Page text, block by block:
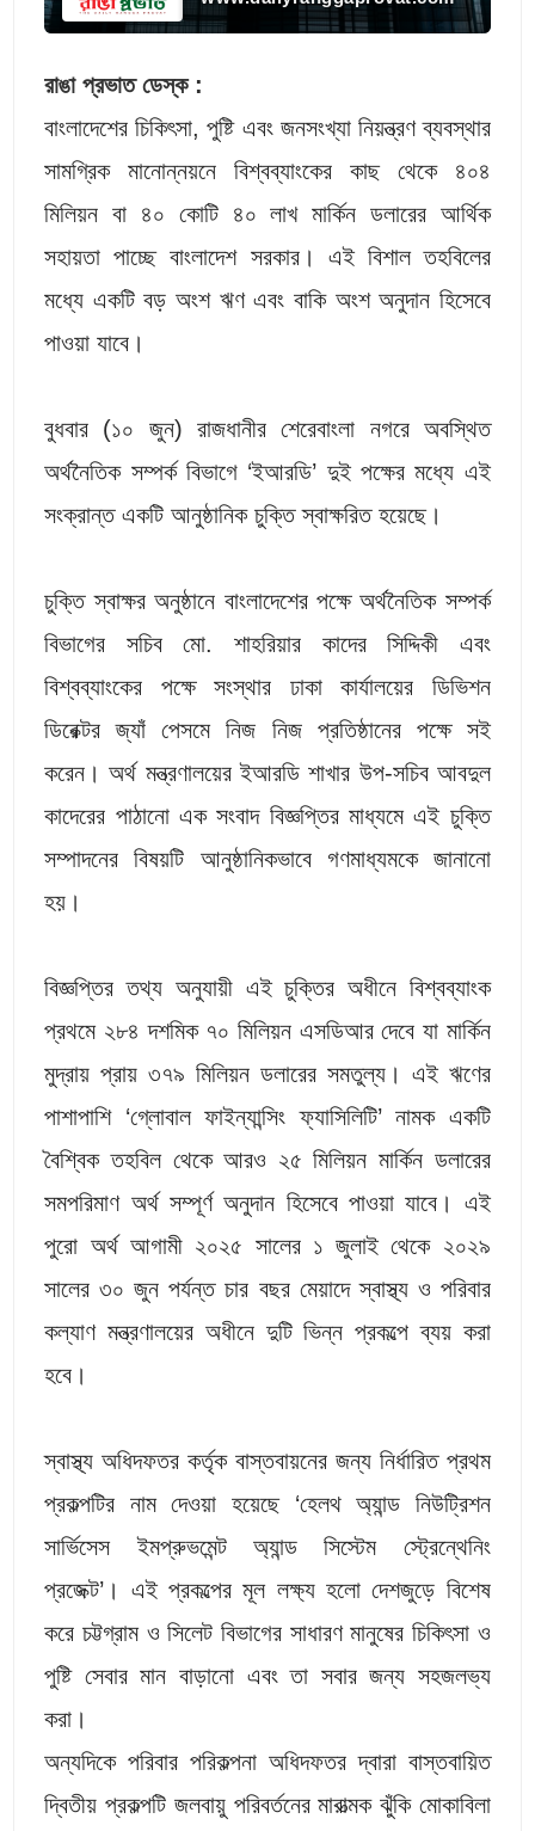
রাঙা প্রভাত ডেস্ক :
বাংলাদেশের চিকিৎসা, পুষ্টি এবং জনসংখ্যা নিয়ন্ত্রণ ব্যবস্থার
সামগ্রিক মানোন্নয়নে বিশ্বব্যাংকের কাছ থেকে ৪০৪
মিলিয়ন বা ৪০ কোটি ৪০ লাখ মার্কিন ডলারের আর্থিক
সহায়তা পাচ্ছে বাংলাদেশ সরকার। এই বিশাল তহবিলের
মধ্যে একটি বড় অংশ ঋণ এবং বাকি অংশ অনুদান হিসেবে
পাওয়া যাবে।
বুধবার (১০ জুন) রাজধানীর শেরেবাংলা নগরে অবস্থিত
অর্থনৈতিক সম্পর্ক বিভাগে ‘ইআরডি’ দুই পক্ষের মধ্যে এই
সংক্রান্ত একটি আনুষ্ঠানিক চুক্তি স্বাক্ষরিত হয়েছে।
চুক্তি স্বাক্ষর অনুষ্ঠানে বাংলাদেশের পক্ষে অর্থনৈতিক সম্পর্ক
বিভাগের সচিব মো. শাহরিয়ার কাদের সিদ্দিকী এবং
বিশ্বব্যাংকের পক্ষে সংস্থার ঢাকা কার্যালয়ের ডিভিশন
ডিরেক্টর জ্যাঁ পেসমে নিজ নিজ প্রতিষ্ঠানের পক্ষে সই
করেন। অর্থ মন্ত্রণালয়ের ইআরডি শাখার উপ-সচিব আবদুল
কাদেরের পাঠানো এক সংবাদ বিজ্ঞপ্তির মাধ্যমে এই চুক্তি
সম্পাদনের বিষয়টি আনুষ্ঠানিকভাবে গণমাধ্যমকে জানানো
হয়।
বিজ্ঞপ্তির তথ্য অনুযায়ী এই চুক্তির অধীনে বিশ্বব্যাংক
প্রথমে ২৮৪ দশমিক ৭০ মিলিয়ন এসডিআর দেবে যা মার্কিন
মুদ্রায় প্রায় ৩৭৯ মিলিয়ন ডলারের সমতুল্য। এই ঋণের
পাশাপাশি ‘গ্লোবাল ফাইন্যান্সিং ফ্যাসিলিটি’ নামক একটি
বৈশ্বিক তহবিল থেকে আরও ২৫ মিলিয়ন মার্কিন ডলারের
সমপরিমাণ অর্থ সম্পূর্ণ অনুদান হিসেবে পাওয়া যাবে। এই
পুরো অর্থ আগামী ২০২৫ সালের ১ জুলাই থেকে ২০২৯
সালের ৩০ জুন পর্যন্ত চার বছর মেয়াদে স্বাস্থ্য ও পরিবার
কল্যাণ মন্ত্রণালয়ের অধীনে দুটি ভিন্ন প্রকল্পে ব্যয় করা
হবে।
স্বাস্থ্য অধিদফতর কর্তৃক বাস্তবায়নের জন্য নির্ধারিত প্রথম
প্রকল্পটির নাম দেওয়া হয়েছে ‘হেলথ অ্যান্ড নিউট্রিশন
সার্ভিসেস ইমপ্রুভমেন্ট অ্যান্ড সিস্টেম স্ট্রেন্থেনিং
প্রজেক্ট’। এই প্রকল্পের মূল লক্ষ্য হলো দেশজুড়ে বিশেষ
করে চট্টগ্রাম ও সিলেট বিভাগের সাধারণ মানুষের চিকিৎসা ও
পুষ্টি সেবার মান বাড়ানো এবং তা সবার জন্য সহজলভ্য
করা।
অন্যদিকে পরিবার পরিকল্পনা অধিদফতর দ্বারা বাস্তবায়িত
দ্বিতীয় প্রকল্পটি জলবায়ু পরিবর্তনের মারাত্মক ঝুঁকি মোকাবিলা